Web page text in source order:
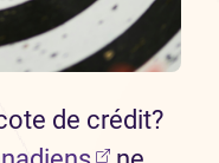
de crédit?